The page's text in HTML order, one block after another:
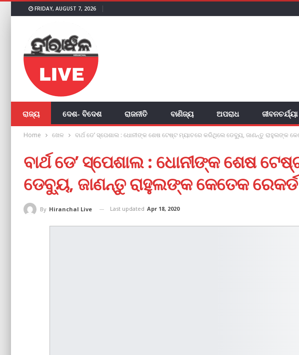
FRIDAY, AUGUST 7, 2026
ରାଜ୍ୟ ଦେଶ- ବିଦେଶ ରାଜନୀତି ବାଣିଜ୍ୟ ଅପରାଧ ଜୀବନଚର୍ଯ୍ୟା
Home ଖେଳ ବାର୍ଥ ଡେ’ ସ୍ପେଶାଲ : ଧୋନୀଙ୍କ ଶେଷ ଟେଷ୍ଟ ମ୍ୟାଚରେ କରିଥିଲେ ଡେବ୍ୟୁ, ଜାଣନ୍ତୁ ରାହୁଲଙ୍କ
ବାର୍ଥ ଡେ’ ସ୍ପେଶାଲ : ଧୋନୀଙ୍କ ଶେଷ
ଡେବ୍ୟୁ, ଜାଣନ୍ତୁ ରାହୁଲଙ୍କ କେତେକ
By Hiranchal Live Last updated Apr 18, 2020